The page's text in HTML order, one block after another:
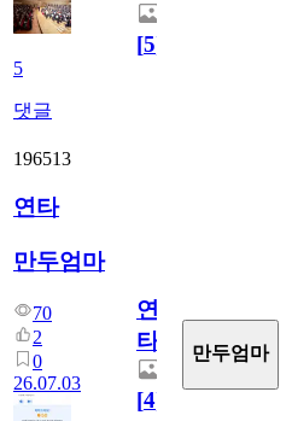
5
댓글
[5]
196513
연타
만두엄마
70
2
0
26.07.03
연
타
[4]
만두엄마